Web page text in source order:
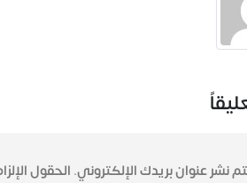
نشر عنوان بريدك الإلكتروني. الحقول